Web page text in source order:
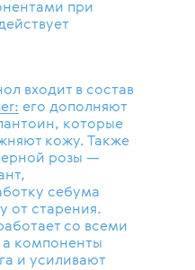
при
входит в состав
его дополняют
которые
кожу. Также
розы —
себума
старения.
со всеми
компоненты
и усиливают